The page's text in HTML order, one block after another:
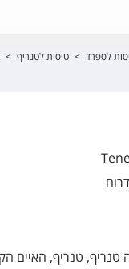
לספרד > טיסות לטנריף >